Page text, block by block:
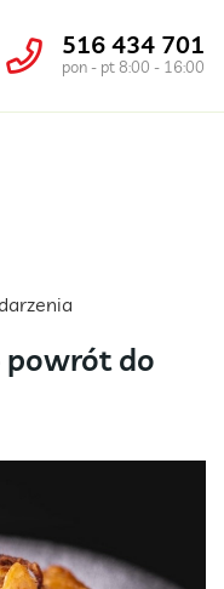
516 434 701
pon - pt 8:00 - 16:00
powrót do